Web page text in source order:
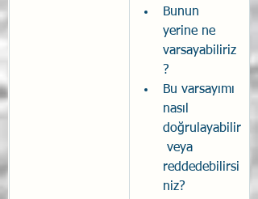
Bunun
yerine ne
varsayabiliriz
?
Bu varsayımı
nasıl
doğrulayabilir
veya
reddedebilirsi
niz?